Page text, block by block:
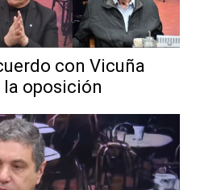
con Vicuña
oposición